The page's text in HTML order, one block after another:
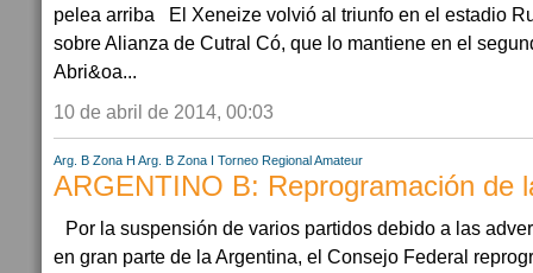
pelea arriba El Xeneize volvió al triunfo en el estadio
sobre Alianza de Cutral Có, que lo mantiene en el
Abri&oa...
10 de abril de 2014, 00:03
Arg. B Zona H Arg. B Zona I Torneo Regional Amateur
ARGENTINO B: Reprogramación de
Por la suspensión de varios partidos debido a las
en gran parte de la Argentina, el Consejo Federal